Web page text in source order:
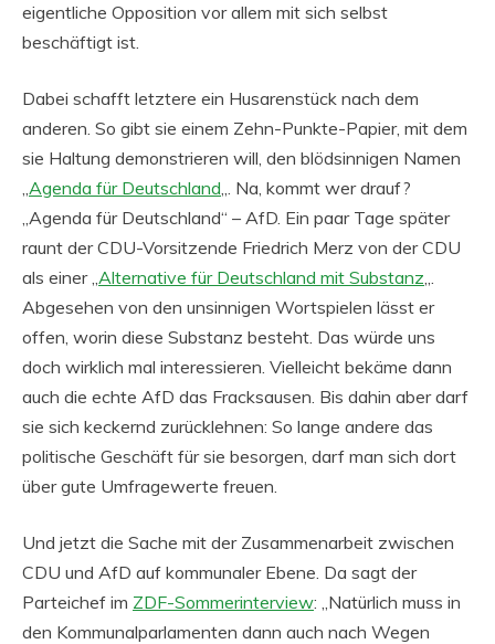
eigentliche Opposition vor allem mit sich selbst
beschäftigt ist.
Dabei schafft letztere ein Husarenstück nach dem
anderen. So gibt sie einem Zehn-Punkte-Papier, mit dem
sie Haltung demonstrieren will, den blödsinnigen Namen
„Agenda für Deutschland„. Na, kommt wer drauf?
„Agenda für Deutschland“ – AfD. Ein paar Tage später
raunt der CDU-Vorsitzende Friedrich Merz von der CDU
als einer „Alternative für Deutschland mit Substanz„.
Abgesehen von den unsinnigen Wortspielen lässt er
offen, worin diese Substanz besteht. Das würde uns
doch wirklich mal interessieren. Vielleicht bekäme dann
auch die echte AfD das Fracksausen. Bis dahin aber darf
sie sich keckernd zurücklehnen: So lange andere das
politische Geschäft für sie besorgen, darf man sich dort
über gute Umfragewerte freuen.
Und jetzt die Sache mit der Zusammenarbeit zwischen
CDU und AfD auf kommunaler Ebene. Da sagt der
Parteichef im ZDF-Sommerinterview: „Natürlich muss in
den Kommunalparlamenten dann auch nach Wegen